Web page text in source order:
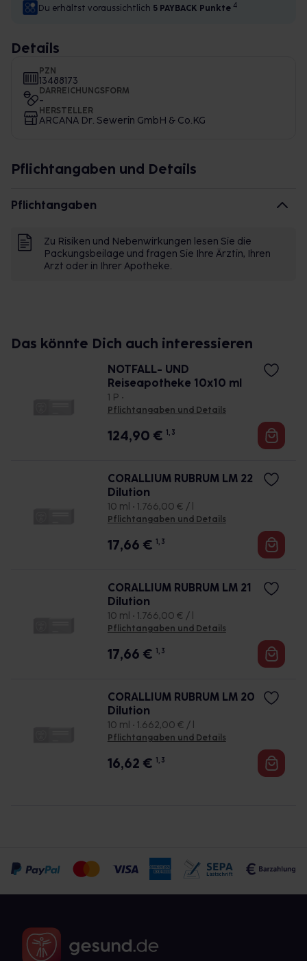
Du erhältst voraussichtlich 5 PAYBACK Punkte 4
Details
PZN
13488173
DARREICHUNGSFORM
-
HERSTELLER
ARCANA Dr. Sewerin GmbH & Co.KG
Pflichtangaben und Details
Pflichtangaben
Zu Risiken und Nebenwirkungen lesen Sie die
Packungsbeilage und fragen Sie Ihre Ärztin, Ihren
Arzt oder in Ihrer Apotheke.
Das könnte Dich auch interessieren
NOTFALL- UND
Reiseapotheke 10x10 ml
1 P •
Pflichtangaben und Details
124,90 € 1, 3
CORALLIUM RUBRUM LM 22
Dilution
10 ml • 1.766,00 € / l
Pflichtangaben und Details
17,66 € 1, 3
CORALLIUM RUBRUM LM 21
Dilution
10 ml • 1.766,00 € / l
Pflichtangaben und Details
17,66 € 1, 3
CORALLIUM RUBRUM LM 20
Dilution
10 ml • 1.662,00 € / l
Pflichtangaben und Details
16,62 € 1, 3